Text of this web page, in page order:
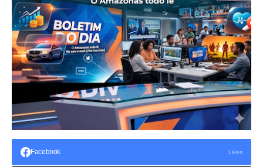
Facebook Likes